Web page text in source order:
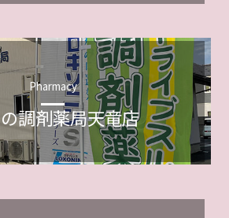
Pharmacy
調剤薬局天竜店